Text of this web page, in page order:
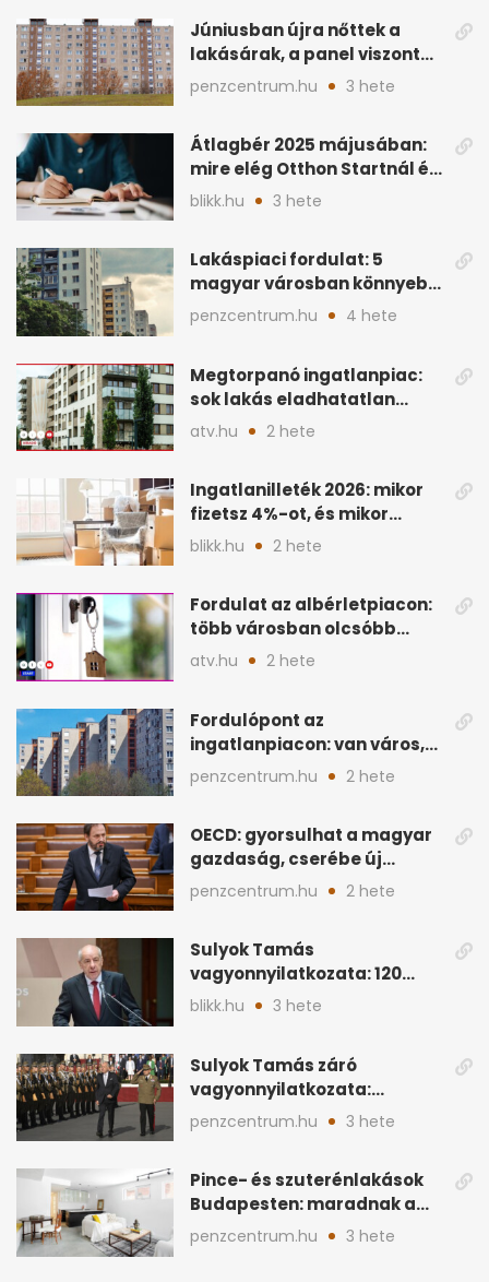
Júniusban újra nőttek a
lakásárak, a panel viszont
lemaradt
penzcentrum.hu 3 hete
Átlagbér 2025 májusában:
mire elég Otthon Startnál és
hitelnél?
blikk.hu 3 hete
Lakáspiaci fordulat: 5
magyar városban könnyebb
lett lakást venni
penzcentrum.hu 4 hete
Megtorpanó ingatlanpiac:
sok lakás eladhatatlan
maradhat árcsökkentés
atv.hu 2 hete
Ingatlanilleték 2026: mikor
fizetsz 4%-ot, és mikor
úszható meg legálisan?
blikk.hu 2 hete
Fordulat az albérletpiacon:
több városban olcsóbb
lehet a hiteltörlesztő
atv.hu 2 hete
Fordulópont az
ingatlanpiacon: van város,
ahol a vétel már olcsóbb
penzcentrum.hu 2 hete
OECD: gyorsulhat a magyar
gazdaság, cserébe új
ingatlanadó is felmerül
penzcentrum.hu 2 hete
Sulyok Tamás
vagyonnyilatkozata: 120
milliós megtakarítás, 5
blikk.hu 3 hete
Sulyok Tamás záró
vagyonnyilatkozata:
ingatlanok és
megtakarítások
penzcentrum.hu 3 hete
Pince- és szuterénlakások
Budapesten: maradnak a
szigorú szabályok
penzcentrum.hu 3 hete